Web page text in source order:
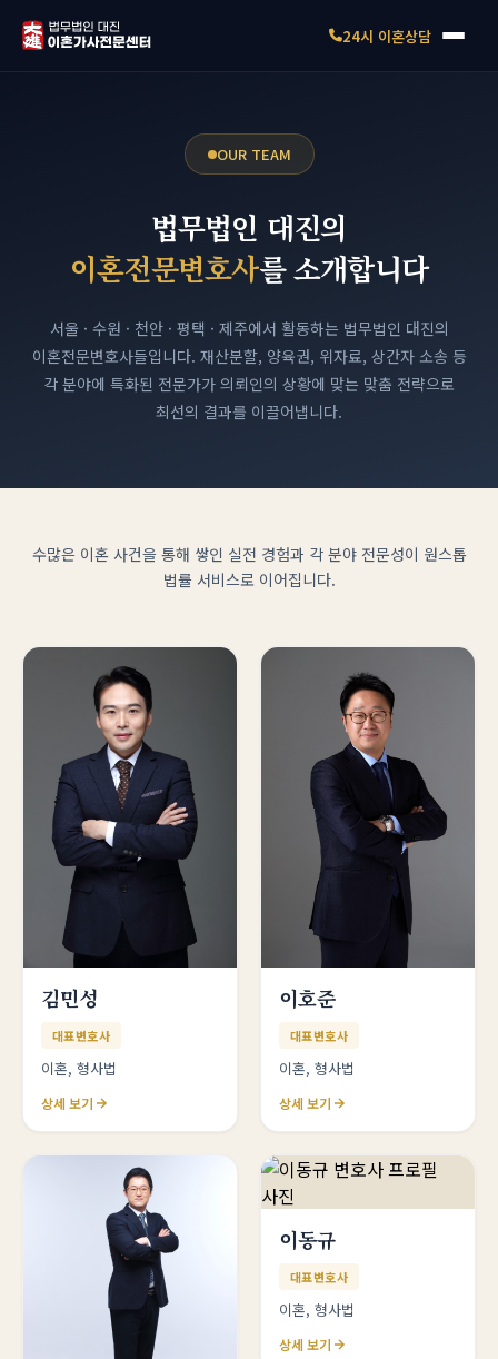
24시 이혼상담
OUR TEAM
법무법인 대진의
이혼전문변호사를 소개합니다
서울 · 수원 · 천안 · 평택 · 제주에서 활동하는 법무법인 대진의
이혼전문변호사들입니다. 재산분할, 양육권, 위자료, 상간자 소송 등
각 분야에 특화된 전문가가 의뢰인의 상황에 맞는 맞춤 전략으로
최선의 결과를 이끌어냅니다.
수많은 이혼 사건을 통해 쌓인 실전 경험과 각 분야 전문성이 원스톱
법률 서비스로 이어집니다.
김민성
대표변호사
이혼, 형사법
상세 보기
이호준
대표변호사
이혼, 형사법
상세 보기
이동규
대표변호사
이혼, 형사법
상세 보기